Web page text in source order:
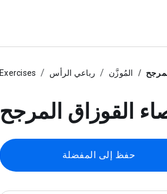
Exercises رباعي الرأس المُوزَّن
القوزاق المرجح
حفظ إلى المفضلة